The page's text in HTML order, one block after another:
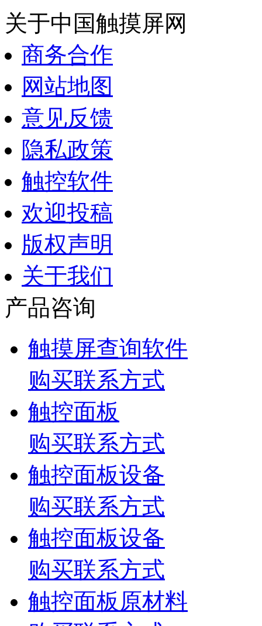
关于中国触摸屏网
商务合作
网站地图
意见反馈
隐私政策
触控软件
欢迎投稿
版权声明
关于我们
产品咨询
触摸屏查询软件
购买联系方式
触控面板
购买联系方式
触控面板设备
购买联系方式
触控面板设备
购买联系方式
触控面板原材料